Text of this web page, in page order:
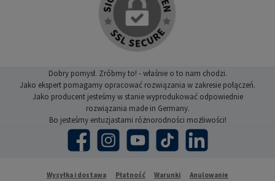
Dobry pomysł. Zróbmy to! - właśnie o to nam chodzi.
Jako ekspert pomagamy opracować rozwiązania w zakresie połączeń.
Jako producent jesteśmy w stanie wyprodukować odpowiednie
rozwiązania made in Germany.
Bo jesteśmy entuzjastami różnorodności możliwości!
Facebook Instagram YouTube TikTok LinkedIn
Wysyłka i dostawa Płatność Warunki Anulowanie